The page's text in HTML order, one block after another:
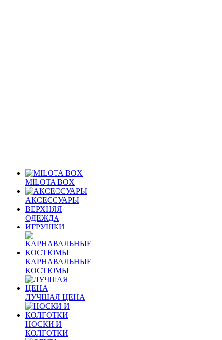
MILOTA BOX
АКСЕССУАРЫ
ВЕРХНЯЯ
ОДЕЖДА
ИГРУШКИ
КАРНАВАЛЬНЫЕ
КОСТЮМЫ
ЛУЧШАЯ ЦЕНА
НОСКИ И
КОЛГОТКИ